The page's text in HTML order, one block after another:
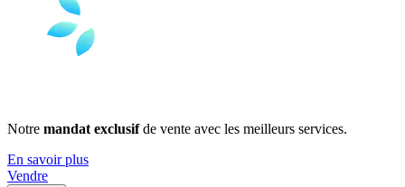
Notre mandat exclusifde vente avec les meilleurs services.
En savoir plus
Vendre